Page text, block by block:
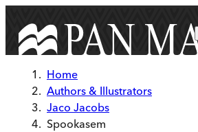
Home
Authors & Illustrators
Jaco Jacobs
Spookasem